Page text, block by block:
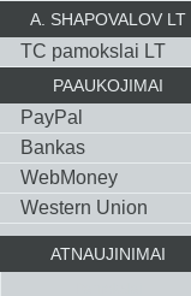
A. SHAPOVALOV LT
TC pamokslai LT
PAAUKOJIMAI
PayPal
Bankas
WebMoney
Western Union
ATNAUJINIMAI